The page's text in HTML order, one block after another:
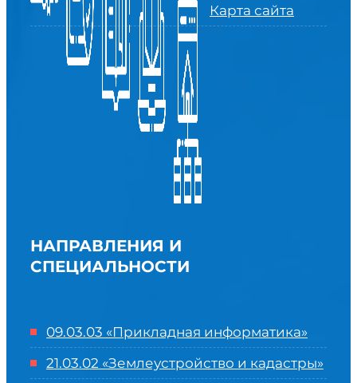
Карта сайта
НАПРАВЛЕНИЯ И
СПЕЦИАЛЬНОСТИ
09.03.03 «Прикладная информатика»
21.03.02 «Землеустройство и кадастры»